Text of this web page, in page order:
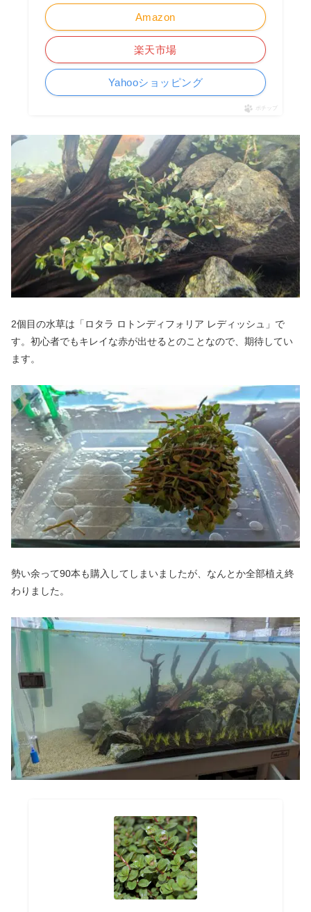
Amazon
楽天市場
Yahooショッピング
ポチップ
2個目の水草は「ロタラ ロトンディフォリア レディッシュ」で
す。初心者でもキレイな赤が出せるとのことなので、期待してい
ます。
勢い余って90本も購入してしまいましたが、なんとか全部植え終
わりました。